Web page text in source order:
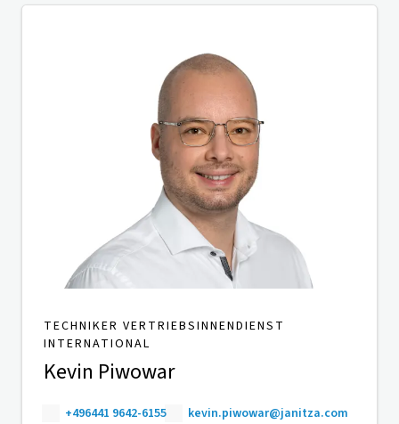
TECHNIKER VERTRIEBSINNENDIENST
INTERNATIONAL
Kevin Piwowar
+496441 9642-6155 kevin.piwowar@janitza.com